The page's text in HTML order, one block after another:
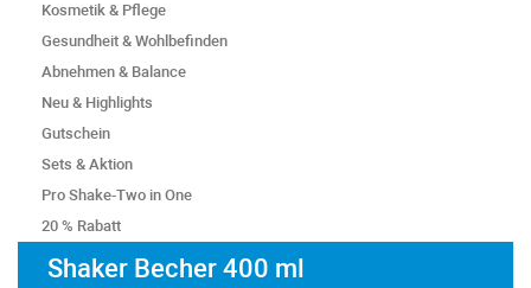
Kosmetik & Pflege
Gesundheit & Wohlbefinden
Abnehmen & Balance
Neu & Highlights
Gutschein
Sets & Aktion
Pro Shake-Two in One
20 % Rabatt
Shaker Becher 400 ml